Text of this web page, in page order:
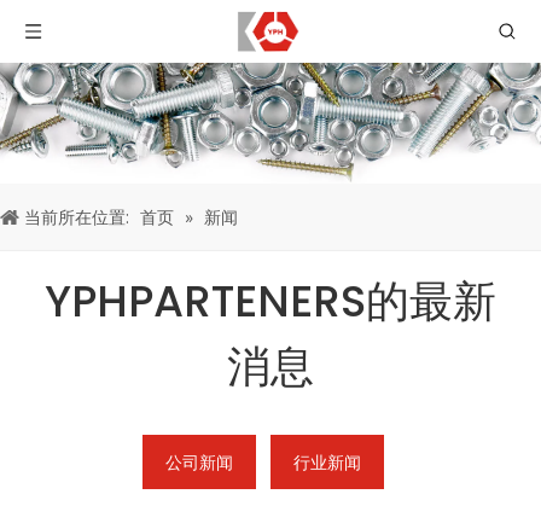
当前所在位置: 首页 » 新闻
YPHPARTENERS的最新
消息
公司新闻 行业新闻